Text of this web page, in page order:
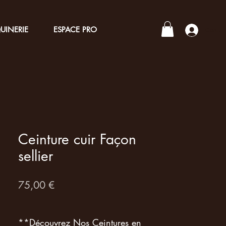
ESPACE PRO
Ceinture cuir Façon
sellier
75,00 €Prix
**Découvrez Nos Ceintures en